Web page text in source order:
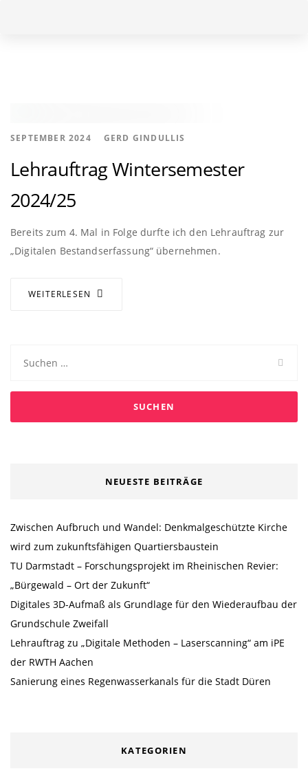
content
TagsVERANSTALTUNGEN
SEPTEMBER 2024 AUTHOR
GERD GINDULLIS
Lehrauftrag Wintersemester
2024/25
Bereits zum 4. Mal in Folge durfte ich den Lehrauftrag zur
„Digitalen Bestandserfassung“ übernehmen.
WEITERLESEN
NEUESTE BEITRÄGE
Zwischen Aufbruch und Wandel: Denkmalgeschützte Kirche
wird zum zukunftsfähigen Quartiersbaustein
TU Darmstadt – Forschungsprojekt im Rheinischen Revier:
„Bürgewald – Ort der Zukunft“
Digitales 3D-Aufmaß als Grundlage für den Wiederaufbau der
Grundschule Zweifall
Lehrauftrag zu „Digitale Methoden – Laserscanning“ am iPE
der RWTH Aachen
Sanierung eines Regenwasserkanals für die Stadt Düren
KATEGORIEN